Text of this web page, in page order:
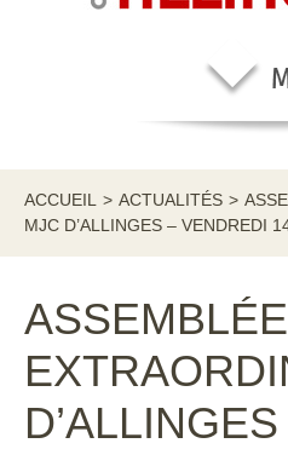
ACCUEIL > ACTUALITÉS >
MJC D’ALLINGES – VENDREDI
ASSEMBLÉE